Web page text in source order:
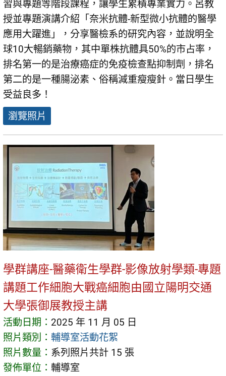
習與專題等階段課程，讓學生累積專業實力。呂教
授並專題演講介紹「奈米抗體-新型微小抗體的醫學
應用大躍進」，分享醫檢系的研究內容，並說明全
球10大暢銷藥物，其中單株抗體具50%的市占率，
排名第一的是治療癌症的免疫檢查點抑制劑，排名
第二的是一種腸泌素、俗稱減重瘦瘦針。當日學生
受益良多！
瀏覽照片
學群講座-醫藥衛生學群-影像放射學類-專題
講題工作細胞大戰癌細胞由國立陽明交通
大學張御展教授主講
活動日期： 2025 年 11 月 05 日
照片類別： 輔導室活動花絮
照片數量： 系列照片共計 15 張
發佈單位： 輔導室